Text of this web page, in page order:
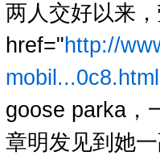
两人交好以来
href="http://
goose parka，
章明发见到她